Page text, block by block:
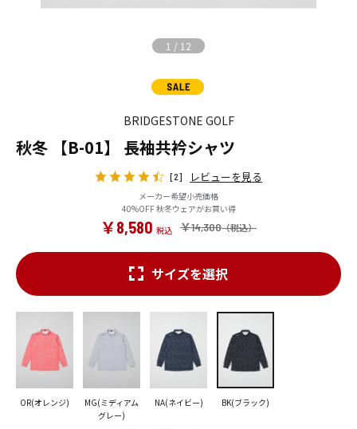
1 / 12
BRIDGESTONE GOLF
秋冬 【B-01】 長袖共衿シャツ
[2] レビューを見る
メーカー希望小売価格
40%OFF 秋冬ウェアがお買い得
￥14,300
￥8,580
サイズを選択
OR(オレンジ)
MG(ミディアム
グレー)
NA(ネイビー) BK(ブラック)